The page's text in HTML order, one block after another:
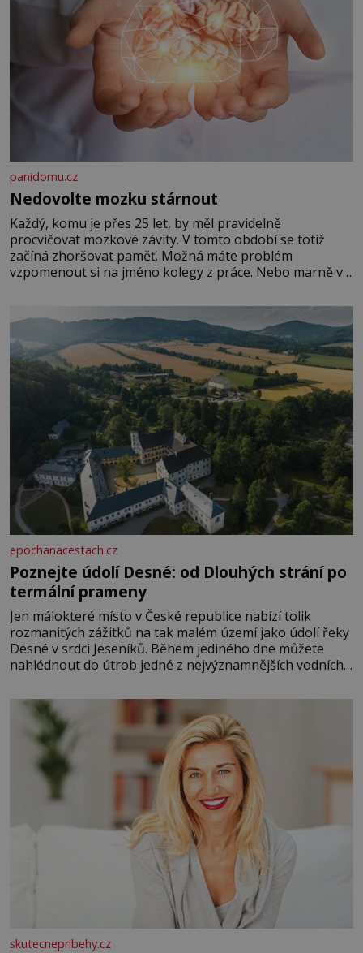
panidomu.cz
Nedovolte mozku stárnout
Každý, komu je přes 25 let, by měl pravidelně
procvičovat mozkové závity. V tomto období se totiž
začíná zhoršovat paměť. Možná máte problém
vzpomenout si na jméno kolegy z práce. Nebo marně v
Je to opravdu tak, s věkem jako kdyby se paměť
rozhodla stávkovat. Cvičte
epochanacestach.cz
Poznejte údolí Desné: od Dlouhých strání po
termální prameny
Jen málokteré místo v České republice nabízí tolik
rozmanitých zážitků na tak malém území jako údolí řeky
Desné v srdci Jeseníků. Během jediného dne můžete
nahlédnout do útrob jedné z nejvýznamnějších vodních
se na koloběžce a den zakončit poznáváním památek ve
Velkých Losinách nebo v termálním
skutecnepribehy.cz